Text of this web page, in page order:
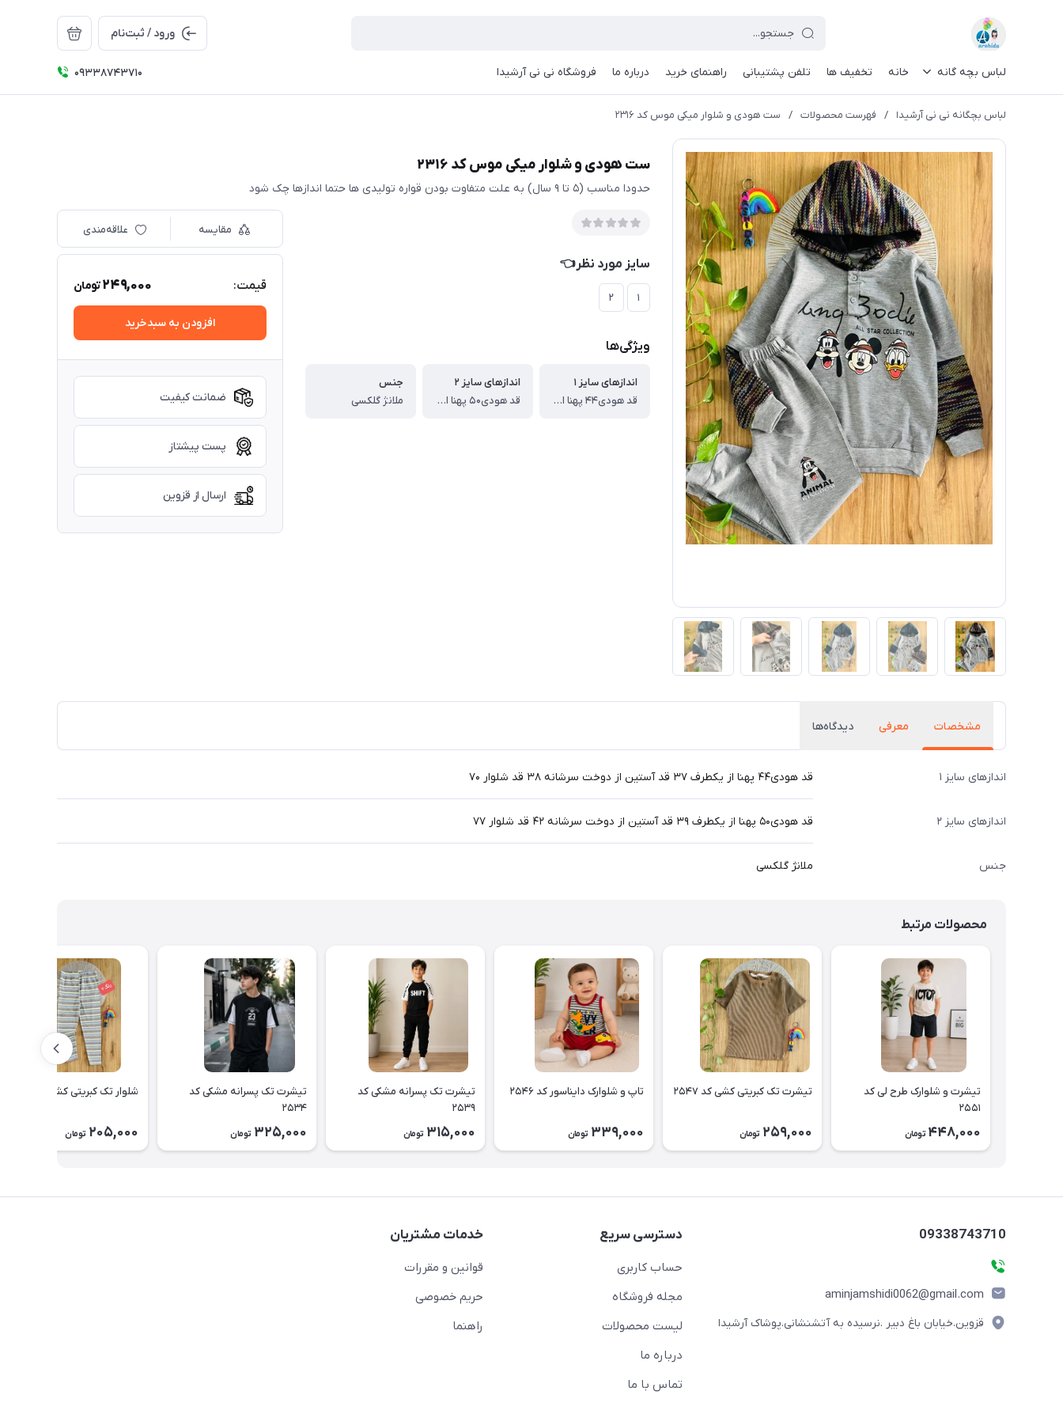
ورود / ثبت‌نام
لباس بچه گانه خانه تخفیف ها تلفن پشتیبانی راهنمای خرید درباره ما فروشگاه نی نی آرشیدا 09338743710
لباس بچگانه نی نی آرشیدا / فهرست محصولات / ست هودی و شلوار میکی موس کد ۲۳۱۶
ست هودی و شلوار میکی موس کد ۲۳۱۶
حدودا مناسب (۵ تا ۹ سال) به علت متفاوت بودن قواره تولیدی ها حتما اندازها چک شود
سایز مورد نظر👈
۱ ۲
ویژگی‌ها
اندازهای سایز ۱
قد هودی۴۴ پهنا از یکطرف ۳۷ قد آستین از دوخت سرشانه ۳۸ قد شلوار ۷۰
اندازهای سایز ۲
قد هودی۵۰ پهنا از یکطرف ۳۹ قد آستین از دوخت سرشانه ۴۲ قد شلوار ۷۷
جنس
ملانژ گلکسی
مقایسه علاقه‌مندی
قیمت: 249,000تومان
افزودن به سبدخرید
ضمانت کیفیت
پست پیشتاز
ارسال از قزوین
مشخصات معرفی دیدگاه‌ها
اندازهای سایز ۱ قد هودی۴۴ پهنا از یکطرف ۳۷ قد آستین از دوخت سرشانه ۳۸ قد شلوار ۷۰
اندازهای سایز ۲ قد هودی۵۰ پهنا از یکطرف ۳۹ قد آستین از دوخت سرشانه ۴۲ قد شلوار ۷۷
جنس ملانژ گلکسی
محصولات مرتبط
تیشرت و شلوارک طرح لی کد
۲۵۵۱
448,000 تومان
تیشرت تک کبریتی کشی کد ۲۵۴۷
259,000 تومان
تاپ و شلوارک دایناسور کد ۲۵۴۶
339,000 تومان
تیشرت تک پسرانه مشکی کد
۲۵۳۹
315,000 تومان
تیشرت تک پسرانه مشکی کد
۲۵۳۴
325,000 تومان
شلوار تک کبریتی کشی کد ۲۵۳۳
205,000 تومان
09338743710
aminjamshidi0062@gmail.com
قزوین.خیابان باغ دبیر .نرسیده به آتشنشانی.پوشاک آرشیدا
دسترسی سریع
حساب کاربری
مجله فروشگاه
لیست محصولات
درباره ما
تماس با ما
خدمات مشتریان
قوانین و مقررات
حریم خصوصی
راهنما